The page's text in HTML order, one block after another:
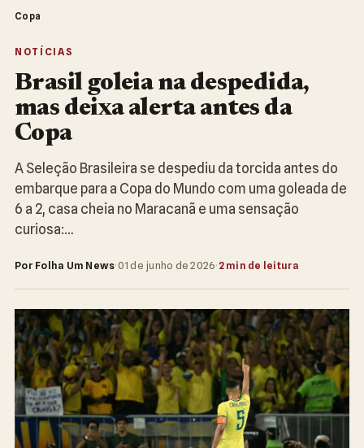
Copa
NOTÍCIAS
Brasil goleia na despedida,
mas deixa alerta antes da
Copa
A Seleção Brasileira se despediu da torcida antes do
embarque para a Copa do Mundo com uma goleada de
6 a 2, casa cheia no Maracanã e uma sensação
curiosa:…
Por Folha Um News·01 de junho de 2026·2 min de leitura